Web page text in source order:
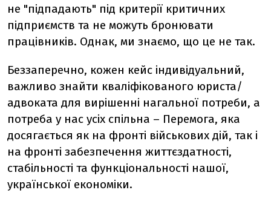
не "підпадають" під критерії критичних
підприємств та не можуть бронювати
працівників. Однак, ми знаємо, що це не так.
Беззаперечно, кожен кейс індивідуальний,
важливо знайти кваліфікованого юриста/
адвоката для вирішенні нагальної потреби, а
потреба у нас усіх спільна – Перемога, яка
досягається як на фронті військових дій, так і
на фронті забезпечення життєздатності,
стабільності та функціональності нашої,
української економіки.